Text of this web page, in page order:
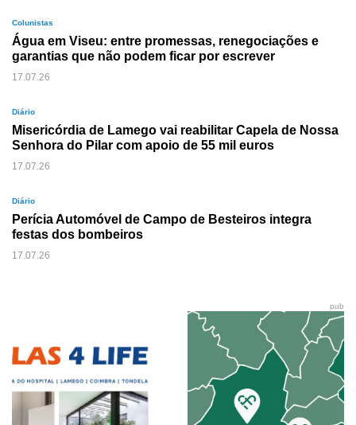
Colunistas
Água em Viseu: entre promessas, renegociações e
garantias que não podem ficar por escrever
17.07.26
Diário
Misericórdia de Lamego vai reabilitar Capela de Nossa
Senhora do Pilar com apoio de 55 mil euros
17.07.26
Diário
Perícia Automóvel de Campo de Besteiros integra
festas dos bombeiros
17.07.26
pub